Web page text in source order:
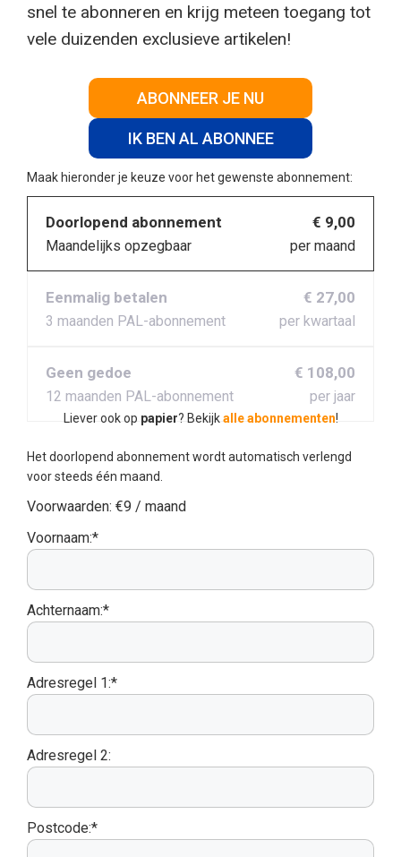
snel te abonneren en krijg meteen toegang tot
vele duizenden exclusieve artikelen!
ABONNEER JE NU
IK BEN AL ABONNEE
Maak hieronder je keuze voor het gewenste abonnement:
Doorlopend abonnement
Maandelijks opzegbaar
€ 9,00
per maand
Eenmalig betalen
3 maanden PAL-abonnement
€ 27,00
per kwartaal
Geen gedoe
12 maanden PAL-abonnement
€ 108,00
per jaar
Liever ook op papier? Bekijkalle abonnementen!
Het doorlopend abonnement wordt automatisch verlengd
voor steeds één maand.
Voorwaarden: €9 / maand
Voornaam:*
Achternaam:*
Adresregel 1:*
Adresregel 2:
Postcode:*